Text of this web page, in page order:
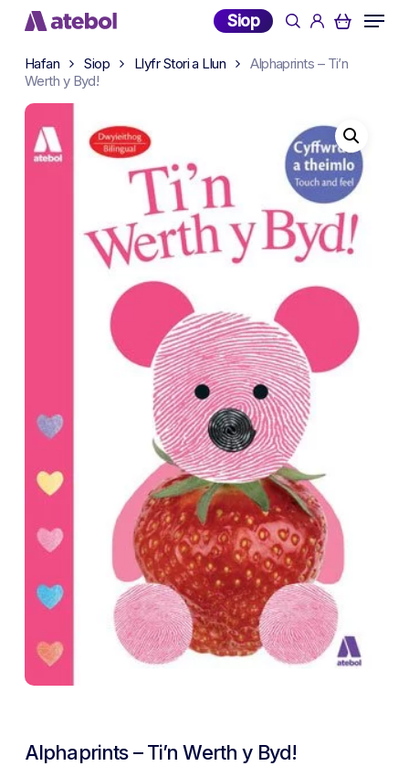
Skip
main
content
Siop searchaccount
Menu
Hafan Siop Llyfr Stori a Llun
Alphaprints – Ti’n
Werth y Byd!
Alphaprints – Ti’n Werth y Byd!